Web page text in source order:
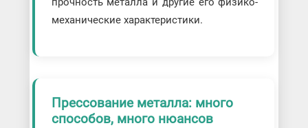
механические характеристики.
Прессование металла: много
способов, много нюансов